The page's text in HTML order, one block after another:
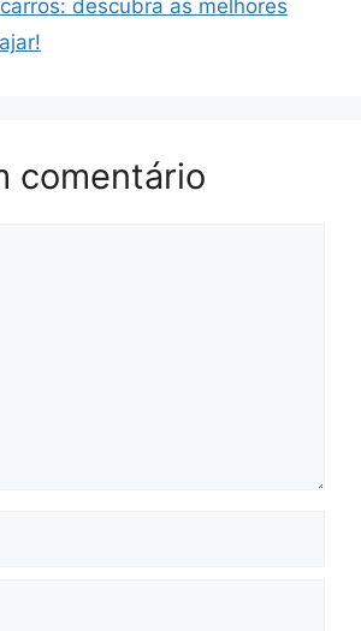
descubra as melhores
comentário